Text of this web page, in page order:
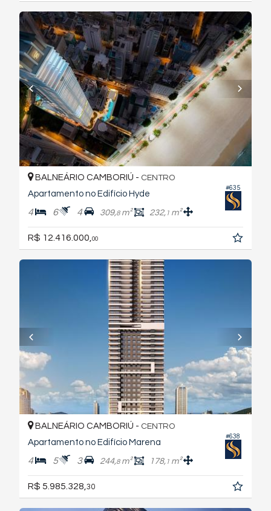
#635
BALNEÁRIO CAMBORIÚ - CENTRO
Apartamento no Edifício Hyde
4 6 4 309,8m² 232, 1 m²
R$ 12.416.000,00
#638
BALNEÁRIO CAMBORIÚ - CENTRO
Apartamento no Edifício Marena
4 5 3 244,8m² 178, 1 m²
R$ 5.985.328, 30